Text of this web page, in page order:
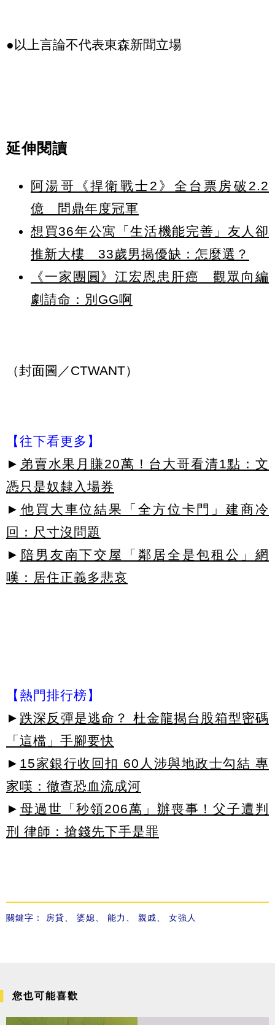
●以上言論不代表東森新聞立場
延伸閱讀
阿湯哥《捍衛戰士2》全台票房破2.2
億 問鼎年度冠軍
想買36年公寓「生活機能完善」友人卻
推新大樓 33歲男揭優缺：怎麼選？
《一家團圓》江宏恩患肝癌 觀眾向編
劇請命：別GG啊
（封面圖／CTWANT）
【往下看更多】
► 弟賣水果月賺20萬！台大哥看清1點：文
憑只是奴隸入場券
► 他買大車位結果「全方位卡門」建商冷
回：尺寸沒問題
► 陪男友南下交屋「鄰居全是包租公」網
嘆：居住正義多悲哀
【熱門排行榜】
► 跌深反彈是逃命？ 杜金龍揭台股箱型密碼
「這檔」手腳要快
► 15家銀行收回扣 60人涉與地政士勾結 專
家嘆：徹查恐血流成河
► 母過世「秒領206萬」辦喪事！父子遭判
刑 律師：搶錢先下手是罪
關鍵字： 房貸 婆媳 能力 親戚 女強人
您也可能喜歡